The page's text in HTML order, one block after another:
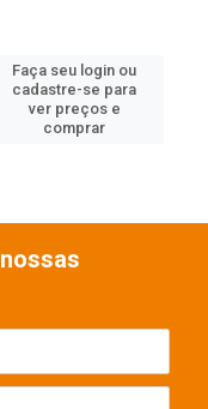
Faça seu login ou
cadastre-se para
ver preços e
comprar